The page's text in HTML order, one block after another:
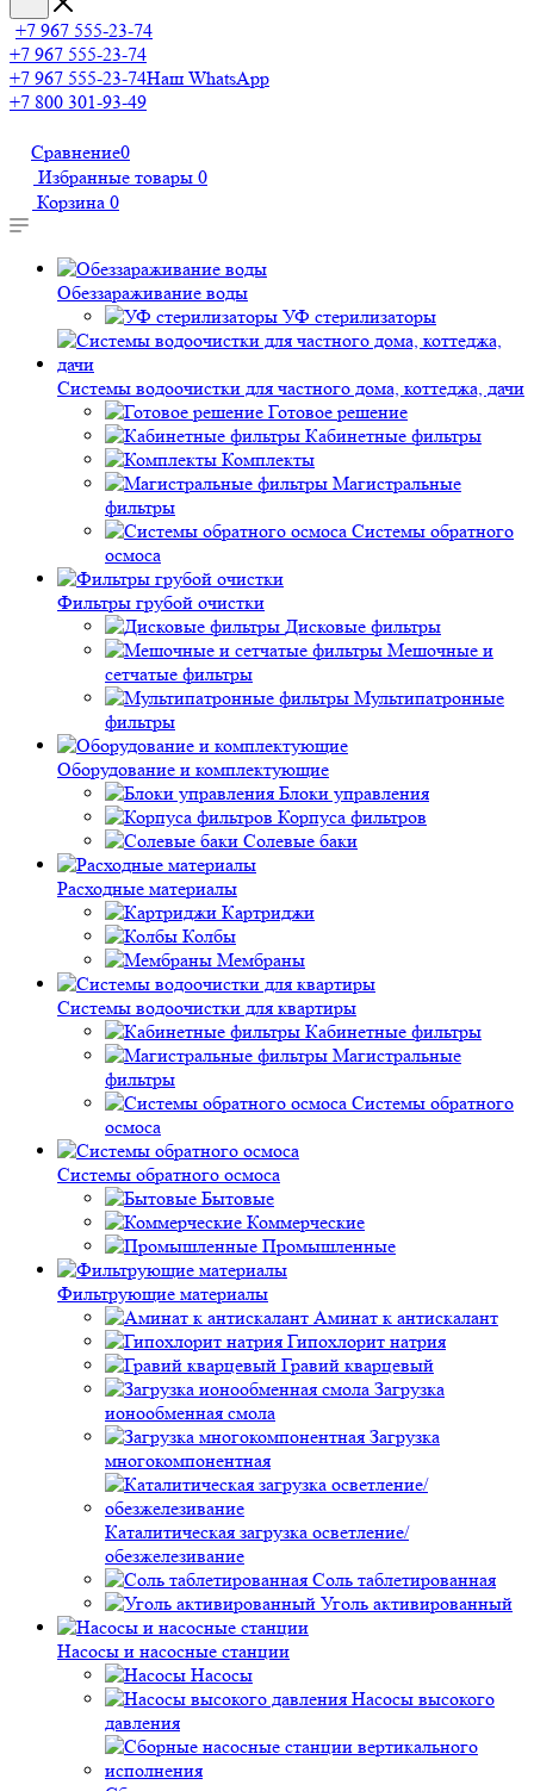
+7 967 555-23-74
+7 967 555-23-74
+7 967 555-23-74Наш WhatsApp
+7 800 301-93-49
Сравнение0
Избранные товары 0
Корзина 0
Обеззараживание воды
УФ стерилизаторы
Системы водоочистки для частного дома, коттеджа, дачи
Готовое решение
Кабинетные фильтры
Комплекты
Магистральные
фильтры
Системы обратного
осмоса
Фильтры грубой очистки
Дисковые фильтры
Мешочные и
сетчатые фильтры
Мультипатронные
фильтры
Оборудование и комплектующие
Блоки управления
Корпуса фильтров
Солевые баки
Расходные материалы
Картриджи
Колбы
Мембраны
Системы водоочистки для квартиры
Кабинетные фильтры
Магистральные
фильтры
Системы обратного
осмоса
Системы обратного осмоса
Бытовые
Коммерческие
Промышленные
Фильтрующие материалы
Аминат к антискалант
Гипохлорит натрия
Гравий кварцевый
Загрузка
ионообменная смола
Загрузка
многокомпонентная
Каталитическая загрузка осветление/
обезжелезивание
Соль таблетированная
Уголь активированный
Насосы и насосные станции
Насосы
Насосы высокого
давления